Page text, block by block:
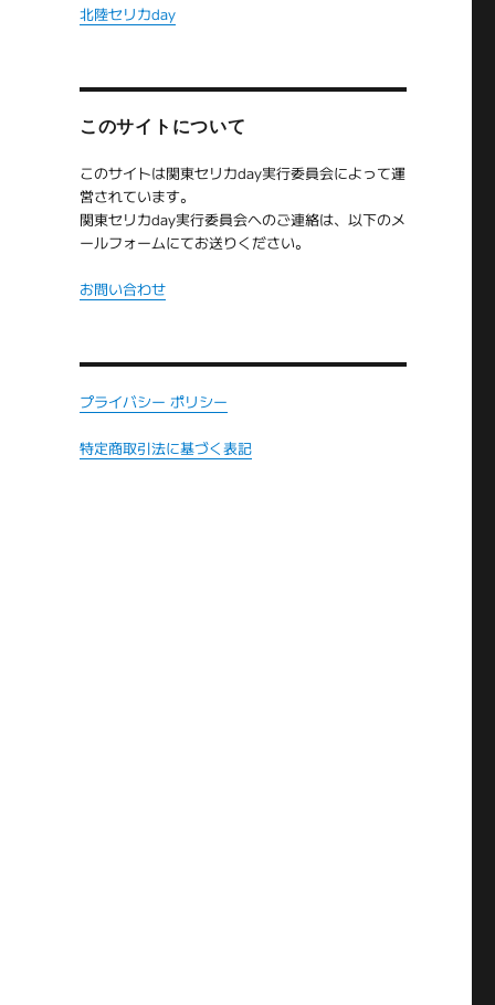
北陸セリカday
このサイトについて
このサイトは関東セリカday実行委員会によって運
営されています。
関東セリカday実行委員会へのご連絡は、以下のメ
ールフォームにてお送りください。
お問い合わせ
プライバシー ポリシー
特定商取引法に基づく表記